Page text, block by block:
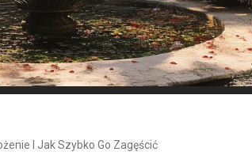
I Jak Szybko Go Zagęścić